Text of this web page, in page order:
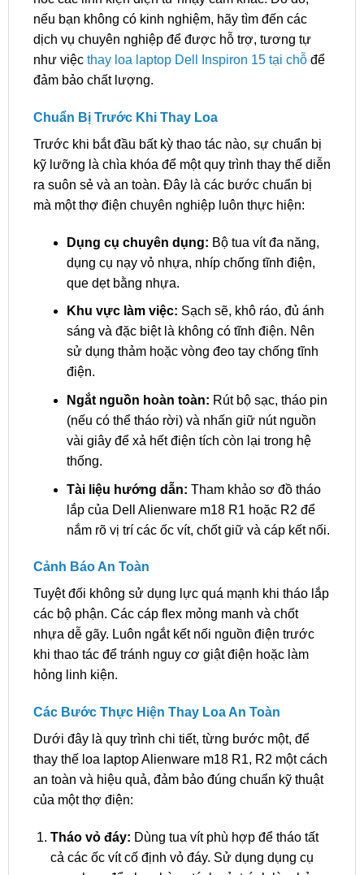
nếu bạn không có kinh nghiệm, hãy tìm đến các
dịch vụ chuyên nghiệp để được hỗ trợ, tương tự
như việc thay loa laptop Dell Inspiron 15 tại chỗđể
đảm bảo chất lượng.
Chuẩn Bị Trước Khi Thay Loa
Trước khi bắt đầu bất kỳ thao tác nào, sự chuẩn bị
kỹ lưỡng là chìa khóa để một quy trình thay thế diễn
ra suôn sẻ và an toàn. Đây là các bước chuẩn bị
mà một thợ điện chuyên nghiệp luôn thực hiện:
Dụng cụ chuyên dụng: Bộ tua vít đa năng,
dụng cụ nạy vỏ nhựa, nhíp chống tĩnh điện,
que dẹt bằng nhựa.
Khu vực làm việc: Sạch sẽ, khô ráo, đủ ánh
sáng và đặc biệt là không có tĩnh điện. Nên
sử dụng thảm hoặc vòng đeo tay chống tĩnh
điện.
Ngắt nguồn hoàn toàn: Rút bộ sạc, tháo pin
(nếu có thể tháo rời) và nhấn giữ nút nguồn
vài giây để xả hết điện tích còn lại trong hệ
thống.
Tài liệu hướng dẫn: Tham khảo sơ đồ tháo
lắp của Dell Alienware m18 R1 hoặc R2 để
nắm rõ vị trí các ốc vít, chốt giữ và cáp kết nối.
Cảnh Báo An Toàn
Tuyệt đối không sử dụng lực quá mạnh khi tháo lắp
các bộ phận. Các cáp flex mỏng manh và chốt
nhựa dễ gãy. Luôn ngắt kết nối nguồn điện trước
khi thao tác để tránh nguy cơ giật điện hoặc làm
hỏng linh kiện.
Các Bước Thực Hiện Thay Loa An Toàn
Dưới đây là quy trình chi tiết, từng bước một, để
thay thế loa laptop Alienware m18 R1, R2 một cách
an toàn và hiệu quả, đảm bảo đúng chuẩn kỹ thuật
của một thợ điện:
Tháo vỏ đáy: Dùng tua vít phù hợp để tháo tất
cả các ốc vít cố định vỏ đáy. Sử dụng dụng cụ